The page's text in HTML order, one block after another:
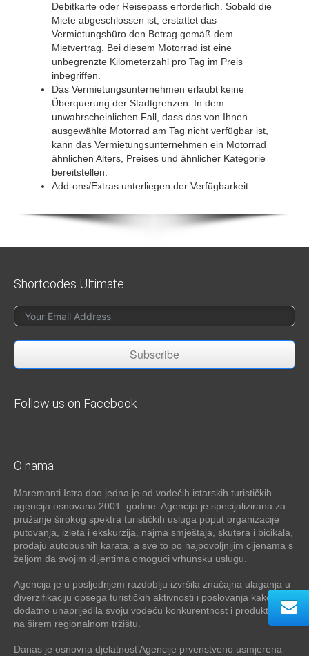
Debitkarte oder Reisepass erforderlich. Sobald die
Miete abgeschlossen ist, erstattet das
Vermietungsbüro den Betrag gemäß dem
Mietvertrag. Bei diesem Motorrad ist eine
unbegrenzte Kilometerzahl pro Tag im Preis
inbegriffen.
Das Vermietungsunternehmen erlaubt keine
Überquerung der Stadtgrenzen. In dem
unwahrscheinlichen Fall, dass das von Ihnen
ausgewählte Motorrad am Tag nicht verfügbar ist,
kann das Vermietungsunternehmen ein Motorrad
ähnlichen Alters, Preises und ähnlicher Kategorie
bereitstellen.
Add-ons/Extras unterliegen der Verfügbarkeit.
Shortcodes Ultimate
Subscribe
Follow us on Facebook
O nama
Maremonti Istra doo jedna je od vodećih istarskih turističkih
agencija osnovana 2001. godine. Agencija je specijalizirana za
pružanje širokog spektra turističkih usluga poput organizacije
putovanja, izleta i ekskurzija, najma smještaja, skutera i bicikala,
prodaju autobusnih karata, a sve to po najpovoljnijim cijenama s
željom da svojim klijentima omogući vrhunsku uslugu.
Agencija je u posljednjem razdoblju izvršila značajna ulaganja u
diverzifikaciju opsega turističkih aktivnosti i poslovanja kako bi
dodatno unaprijedila svoju vodeću konkurentnost i produktivnost
na širem regionalnom tržištu.
Danas je osnovna djelatnost Agencije prvenstveno usmjerena